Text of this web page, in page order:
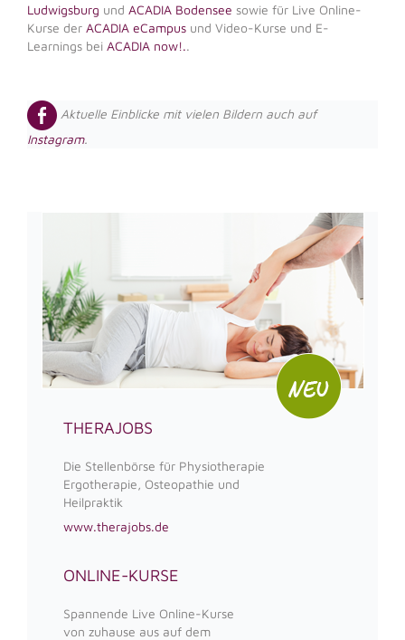
Ludwigsburg und ACADIA Bodensee sowie für Live Online-
Kurse der ACADIA eCampus und Video-Kurse und E-
Learnings bei ACADIA now!..
Aktuelle Einblicke mit vielen Bildern auch auf
Instagram.
THERAJOBS
Die Stellenbörse für Physiotherapie
Ergotherapie, Osteopathie und
Heilpraktik
www.therajobs.de
ONLINE-KURSE
Spannende Live Online-Kurse
von zuhause aus auf dem